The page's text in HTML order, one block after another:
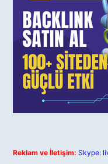
Reklam ve İletişim: Skype: